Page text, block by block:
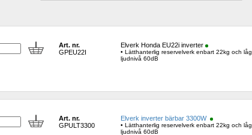
Art. nr.
GPEU22I
Elverk Honda EU22i inverter
• Lätthanterlig reservelverk enbart 22kg och låg
ljudnivå 60dB
Art. nr.
GPULT3300
Elverk inverter bärbar 3300W
• Lätthanterlig reservelverk enbart 22kg och låg
ljudnivå 60dB